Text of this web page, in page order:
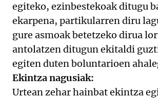
egiteko, ezinbestekoak ditugu
ekarpena, partikularren diru
gure asmoak betetzeko dirua
antolatzen ditugun ekitaldi
egiten duten boluntarioen
Ekintza nagusiak:
Urtean zehar hainbat ekintza